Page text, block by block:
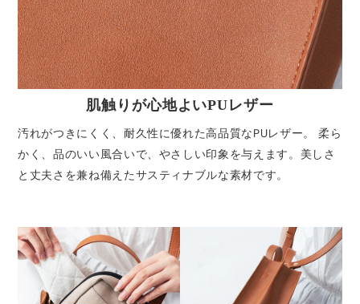
肌触りが心地よいPUレザー
汚れがつきにくく、耐久性に優れた高品質なPUレザー。 柔ら
かく、品のいい風合いで、やさしい印象を与えます。美しさ
と丈夫さを兼ね備えたサスティナブルな素材です。